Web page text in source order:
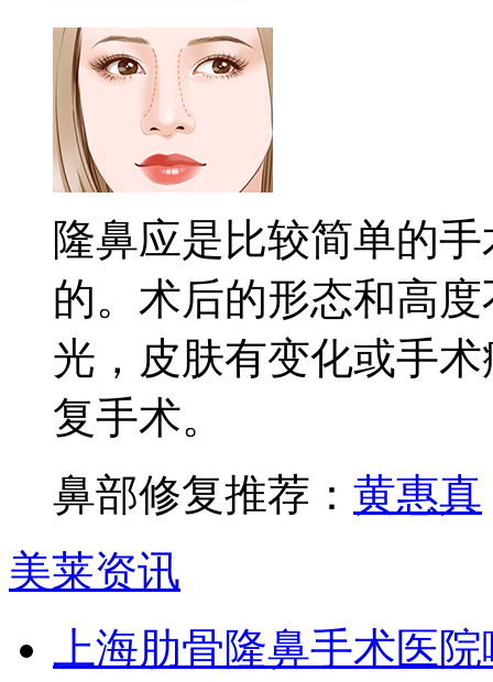
隆鼻应是比较简单的
的。术后的形态和高
光，皮肤有变化或手
复手术。
鼻部修复推荐： 黄惠真
美莱资讯
上海肋骨隆鼻手术医